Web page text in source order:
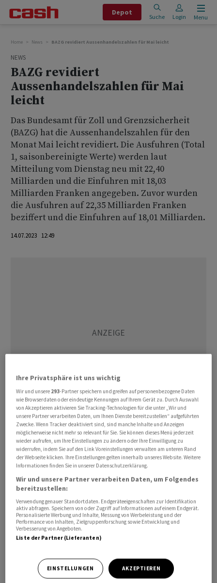
Depot
Suche Login Menu
Home News BAZG revidiert Aussenhandelszahlen für Mai leicht
NEWS
BAZG revidiert
Aussenhandelszahlen für Mai
leicht
Das Bundesamt für Zoll und Grenzsicherheit
(BAZG) hat die Aussenhandelszahlen für den
Monat Mai leicht revidiert. Die Ausfuhren (Total
1, saisonbereinigte Werte) werden laut
Mitteilung vom Dienstag neu mit 22,40
Milliarden und die Einfuhren mit 18,03
Milliarden Franken angegeben. Zuvor wurden
die Ausfuhren auf 22,35 Milliarden Franken
beziffert und die Einfuhren auf 18,01 Milliarden.
14.07.2023 12:49
Der Aussenhandelssaldo (Total 1) belief sich damit im
entsprechenden Monat auf 4,37 Milliarden Franken
anstelle der ursprünglich gemeldeten 4,34 Milliarden.
Die Aussenhandelszahlen für den Juni werden dann am
20. Juli veröffentlicht.
tv/jl
Ihre Privatsphäre ist uns wichtig
Wir und unsere 293-Partner speichern und greifen auf personenbezogene Daten
wie Browserdaten oder eindeutige Kennungen auf Ihrem Gerät zu. Durch Auswahl
von Akzeptieren aktivieren Sie Tracking-Technologien für die unter „Wir und
unsere Partner verarbeiten Daten, um Ihnen Dienste bereitzustellen“ aufgeführten
Zwecke. Wenn Tracker deaktiviert sind, sind manche Inhalte und Anzeigen
möglicherweise nicht mehr so relevant für Sie. Sie können dieses Menü jederzeit
wieder aufrufen, um Ihre Einstellungen zu ändern oder Ihre Einwilligung zu
widerrufen, indem Sie auf den Link Voreinstellungen verwalten am unteren Rand
der Webseite klicken. Ihre Einstellungen gelten innerhalb unseres Website. Weitere
Informationen finden Sie in unserer Datenschutzerklärung.
Wir und unsere Partner verarbeiten Daten, um Folgendes
bereitzustellen:
Verwendung genauer Standortdaten. Endgeräteeigenschaften zur Identifikation
aktiv abfragen. Speichern von oder Zugriff auf Informationen auf einem Endgerät.
Personalisierte Werbung und Inhalte, Messung von Werbeleistung und der
Performance von Inhalten, Zielgruppenforschung sowie Entwicklung und
Verbesserung von Angeboten.
Liste der Partner (Lieferanten)
EINSTELLUNGEN AKZEPTIEREN